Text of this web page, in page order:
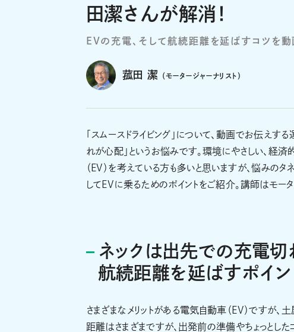
田潔さんが解消！
EVの充電、そして航続距離を延ばすコツを
菰田 潔 （モータージャーナリスト）
「スムースドライビング」について、動画でお伝え
れが心配」というお悩みです。環境にやさしい、経
（EV）を考えている方も多いと思いますが、悩みのタ
してEVに乗るためのポイントをご紹介。講師はモー
ネックは出先での充電切
航続距離を延ばすポイン
さまざまなメリットがある電気自動車（EV）ですが
距離はさまざまですが、出発前の準備やちょっとし